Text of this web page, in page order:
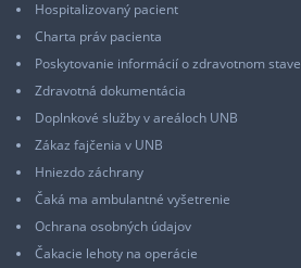
Hospitalizovaný pacient
Charta práv pacienta
Poskytovanie informácií o zdravotnom stave
Zdravotná dokumentácia
Doplnkové služby v areáloch UNB
Zákaz fajčenia v UNB
Hniezdo záchrany
Čaká ma ambulantné vyšetrenie
Ochrana osobných údajov
Čakacie lehoty na operácie